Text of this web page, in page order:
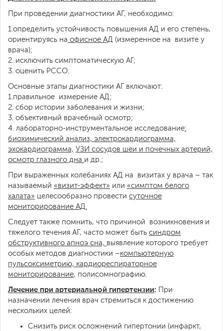
При проведении диагностики АГ, необходимо:
1.определить устойчивость повышения АД и его степень,
ориентируясь на офисное АД
(измеренное на визите у
врача);
2. исключить симптоматическую АГ;
3. оценить РССО.
Основные этапы диагностики АГ включают:
1.правильное измерение АД;
2. сбор истории заболевания и жизни;
3. объективный врачебный осмотр;
4. лабораторно-инструментальное исследование:
биохимический анализ, электрокардиограмма,
эхокардиограмма, УЗИ сосудов шеи и почечных артерий,
осмотр глазного дна и др.;
При выраженных колебаниях АД на визитах у врача – так
называемый «визит-эффект» или «симптом белого
халата» целесообразно провести суточное
мониторирование АД.
Следует также помнить, что причиной возникновения и
тяжелого течения АГ, часто может быть синдром
обструктивного апноэ сна, выявление которого требует
особых методов диагностики –компьютерную
пульсоксиметрию, кардиореспираторное
мониторирование, полисомнографию.
Лечение при артериальной гипертензии: При
назначении лечения врач стремиться к достижению
нескольких целей:
Снизить риск осложнений гипертонии (инфаркт,